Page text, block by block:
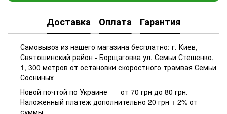
Доставка Оплата Гарантия
Самовывоз из нашего магазина бесплатно: г. Киев,
Святошинский район - Борщаговка ул. Семьи Стешенко,
1, 300 метров от остановки скоростного трамвая Семьи
Сосниных
Новой почтой по Украине — от 70 грн до 80 грн.
Наложенный платеж дополнительно 20 грн + 2% от
суммы.